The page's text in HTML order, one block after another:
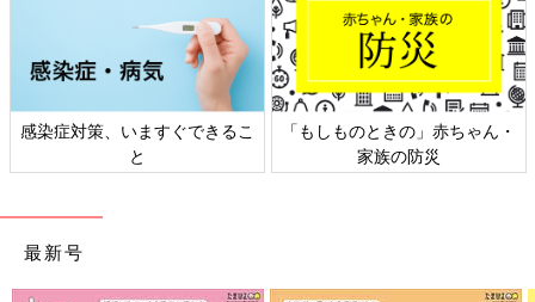
感染症対策、いますぐできるこ
と
「もしものときの」赤ちゃん・
家族の防災
最新号